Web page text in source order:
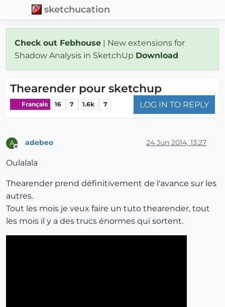
sketchucation
Check out Febhouse | New extensions for
Shadow Analysis in SketchUp Download
Thearender pour sketchup
Français 16 7 1.6k 7 LOG IN TO REPLY
A adebeo 24 Jun 2014, 13:27
Oulalala
Thearender prend définitivement de l'avance sur les
autres.
Tout les mois je veux faire un tuto thearender, tout
les mois il y a des trucs énormes qui sortent.